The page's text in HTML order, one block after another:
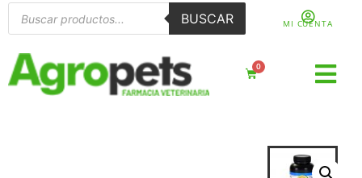
BUSCAR MI CUENTA
0